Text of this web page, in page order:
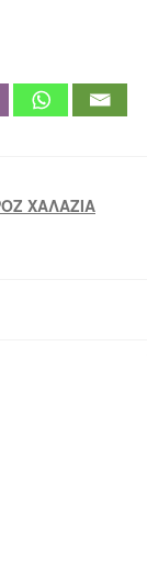
ΧΑΛΑΖΙΑ